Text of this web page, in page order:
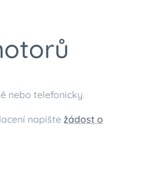
nebo telefonicky.
napištežádost o